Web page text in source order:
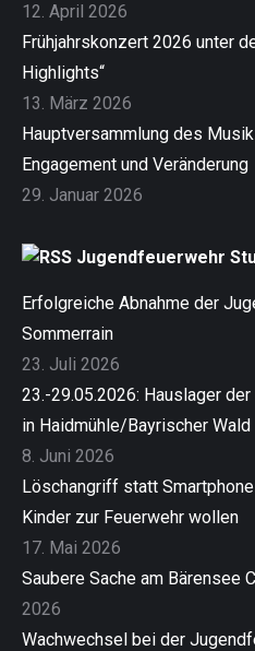
12. April 2026
Frühjahrskonzert 2026 unter
Highlights“
13. März 2026
Hauptversammlung des
Engagement und Veränderung
29. Januar 2026
Jugendfeuerwehr
Erfolgreiche Abnahme der
Sommerrain
23. Juli 2026
23.-29.05.2026: Hauslager
in Haidmühle/Bayrischer Wald
8. Juni 2026
Löschangriff statt
Kinder zur Feuerwehr wollen
17. Mai 2026
Saubere Sache am Bärensee
2026
Wachwechsel bei der